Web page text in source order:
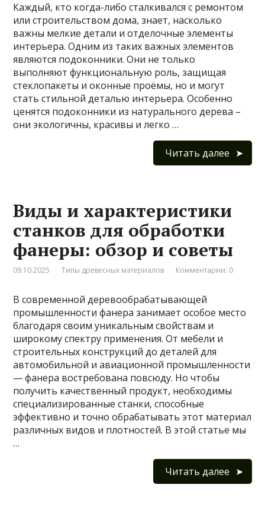
Каждый, кто когда-либо сталкивался с ремонтом
или строительством дома, знает, насколько
важны мелкие детали и отделочные элементы
интерьера. Одним из таких важных элементов
являются подоконники. Они не только
выполняют функциональную роль, защищая
стеклопакеты и оконные проёмы, но и могут
стать стильной деталью интерьера. Особенно
ценятся подоконники из натурального дерева –
они экологичны, красивы и легко …
Читать далее
Виды и характеристики
станков для обработки
фанеры: обзор и советы
09.10.2025 Типы древесных материалов Комментарии: 0
В современной деревообрабатывающей
промышленности фанера занимает особое место
благодаря своим уникальным свойствам и
широкому спектру применения. От мебели и
строительных конструкций до деталей для
автомобильной и авиационной промышленности
— фанера востребована повсюду. Но чтобы
получить качественный продукт, необходимы
специализированные станки, способные
эффективно и точно обрабатывать этот материал
различных видов и плотностей. В этой статье мы
…
Читать далее